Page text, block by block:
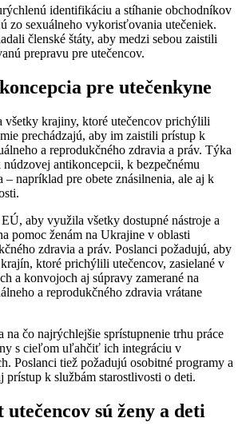
identifikáciu a stíhanie obchodníkov
zo sexuálneho vykorisťovania utečeniek.
členské štáty, aby medzi sebou zaistili
prepravu pre utečencov.
pre utečenkyne
všetky krajiny, ktoré utečencov prichýlili
prechádzajú, aby im zaistili prístup k
a reprodukčného zdravia a práv. Týka
antikoncepcii, k bezpečnému
– napríklad pre obete znásilnenia, ale aj k
aby využila všetky dostupné nástroje a
pomoc ženám na Ukrajine v oblasti
zdravia a práv. Poslanci požadujú, aby
ktoré prichýlili utečencov, zasielané v
a konvojoch aj súpravy zamerané na
a reprodukčného zdravia vrátane
na čo najrýchlejšie sprístupnenie trhu práce
s cieľom uľahčiť ich integráciu v
Poslanci tiež požadujú osobitné programy a
prístup k službám starostlivosti o deti.
utečencov sú ženy a deti